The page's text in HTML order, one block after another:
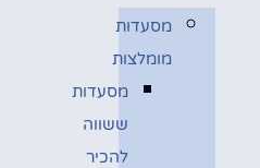
מסעדות
מומלצות
מסעדות
ששווה
להכיר